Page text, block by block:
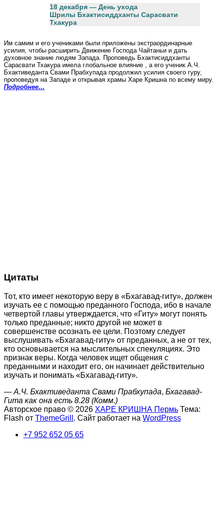
18 декабря — День ухода
Шрилы Бхактисиддханты Сарасвати
Тхакура
Им самим и его учениками были приложены экстраординарные
усилия, чтобы расширить Движение Господа Чайтаньи и дать
духовное знание людям Запада. Проповедь Бхактисиддханты
Сарасвати Тхакура имела глобальное влияние , а его ученик А.Ч.
Бхактиведанта Свами Прабхупада продолжил усилия своего гуру,
проповедуя на Западе и открывая храмы Харе Кришна по всему миру.
Подробнее…
Цитаты
Тот, кто имеет некоторую веру в «Бхагавад-гиту», должен
изучать ее с помощью преданного Господа, ибо в начале
четвертой главы утверждается, что «Гиту» могут понять
только преданные; никто другой не может в
совершенстве осознать ее цели. Поэтому следует
выслушивать «Бхагавад-гиту» от преданных, а не от тех,
кто основывается на мыслительных спекуляциях. Это
признак веры. Когда человек ищет общения с
преданными и находит его, он начинает действительно
изучать и понимать «Бхагавад-гиту».
— А.Ч. Бхактиведанта Свами Прабхупада, Бхагавад-
Гита как она есть 8.28 (Комм.)
Авторское право © 2026 ХАРЕ КРИШНА Пермь Тема:
Flash от ThemeGrill . Сайт работает на WordPress
+7 952 652 05 65